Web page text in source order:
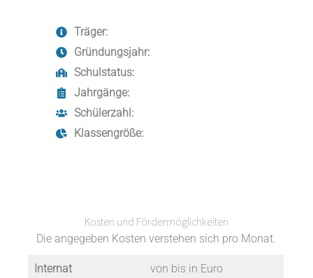
Träger:
Gründungsjahr:
Schulstatus:
Jahrgänge:
Schülerzahl:
Klassengröße:
Kosten und Fördermöglichkeiten
Die angegeben Kosten verstehen sich pro Monat.
Internat von bis in Euro